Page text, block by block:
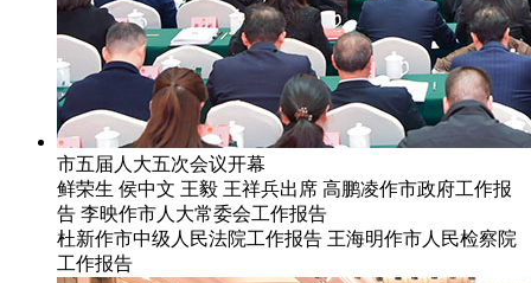
市五届人大五次会议开幕
鲜荣生 侯中文 王毅 王祥兵出席 高鹏凌作市政府工作报
告 李映作市人大常委会工作报告
杜新作市中级人民法院工作报告 王海明作市人民检察院
工作报告